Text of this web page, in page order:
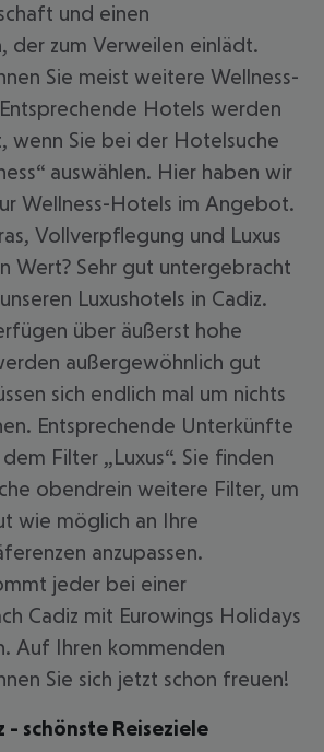
und einen
der zum Verweilen einlädt.
Sie meist weitere Wellness-
Hotels werden
wenn Sie bei der Hotelsuche
auswählen. Hier haben wir
Wellness-Hotels im Angebot.
Vollverpflegung und Luxus
Wert? Sehr gut untergebracht
Luxushotels in Cadiz.
über äußerst hohe
außergewöhnlich gut
sich endlich mal um nichts
Entsprechende Unterkünfte
Filter „Luxus“. Sie finden
obendrein weitere Filter, um
wie möglich an Ihre
anzupassen.
jeder bei einer
Cadiz mit Eurowings Holidays
Auf Ihren kommenden
Sie sich jetzt schon freuen!
- schönste Reiseziele